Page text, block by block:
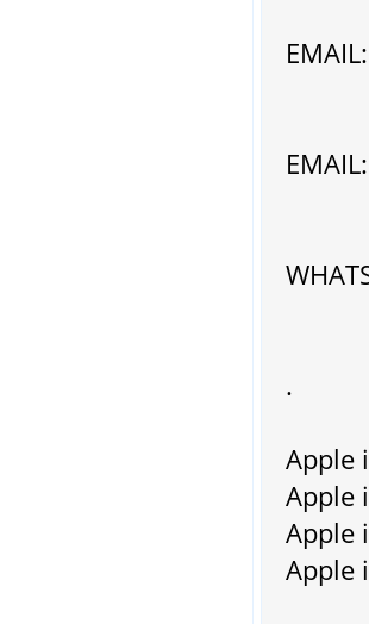
.
Apple
Apple
Apple
Apple